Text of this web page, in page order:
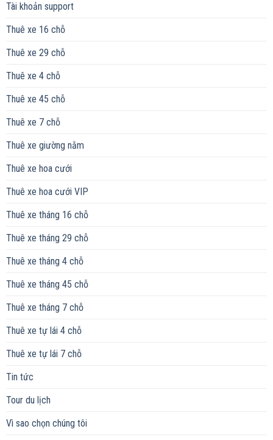
Tài khoản support
Thuê xe 16 chỗ
Thuê xe 29 chỗ
Thuê xe 4 chỗ
Thuê xe 45 chỗ
Thuê xe 7 chỗ
Thuê xe giường nằm
Thuê xe hoa cưới
Thuê xe hoa cưới VIP
Thuê xe tháng 16 chỗ
Thuê xe tháng 29 chỗ
Thuê xe tháng 4 chỗ
Thuê xe tháng 45 chỗ
Thuê xe tháng 7 chỗ
Thuê xe tự lái 4 chỗ
Thuê xe tự lái 7 chỗ
Tin tức
Tour du lịch
Vì sao chọn chúng tôi